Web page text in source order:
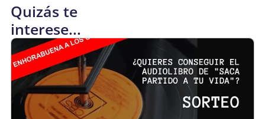
Quizás te
interese...